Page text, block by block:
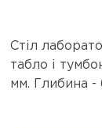
Стіл
табло і
мм. Глибина